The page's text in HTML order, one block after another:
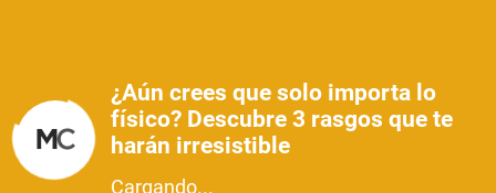
¿Aún crees que solo importa lo
físico? Descubre 3 rasgos que te
harán irresistible
Cargando...